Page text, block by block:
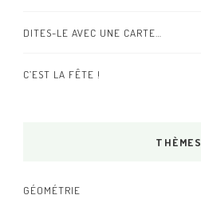
DITES-LE AVEC UNE CARTE…
C’EST LA FÊTE !
THÈMES
GÉOMÉTRIE